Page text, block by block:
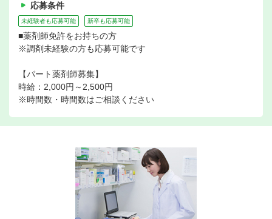
応募条件
未経験者も応募可能 新卒も応募可能
■薬剤師免許をお持ちの方
※調剤未経験の方も応募可能です
【パート薬剤師募集】
時給：2,000円～2,500円
※時間数・時間数はご相談ください